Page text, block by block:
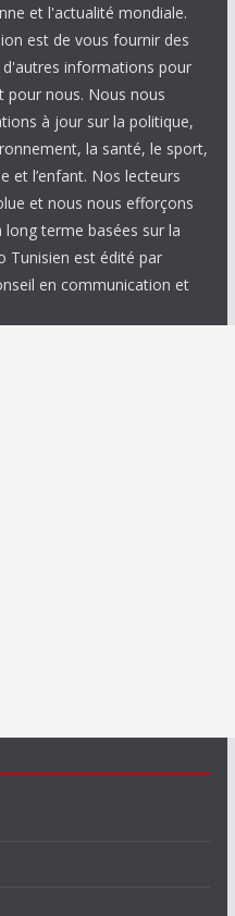
et l'actualité mondiale.
est de vous fournir des
informations pour
pour nous. Nous nous
à jour sur la politique,
la santé, le sport,
et l’enfant. Nos lecteurs
et nous nous efforçons
terme basées sur la
Tunisien est édité par
en communication et